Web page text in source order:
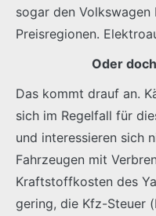
sogar den Volkswagen
Preisregionen.
Oder
Das kommt drauf an.
sich im Regelfall für
und interessieren sich
Fahrzeugen mit
Kraftstoffkosten des
gering, die Kfz-Steuer